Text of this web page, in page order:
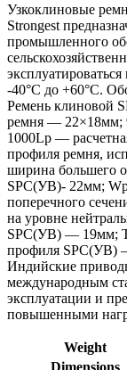
Узкоклиновые
Strongest
промышленного
-40°С до +60°С.
Ремень клиновой
ремня — 22×18мм;
1000Lp —
профиля ремня,
ширина большего
SPC(УB)- 22мм;
поперечного
на уровне
SPC(УB) — 19мм;
профиля SPC(УB)
Индийские
международным
эксплуатации и
повышенными
Weight
Dimensions